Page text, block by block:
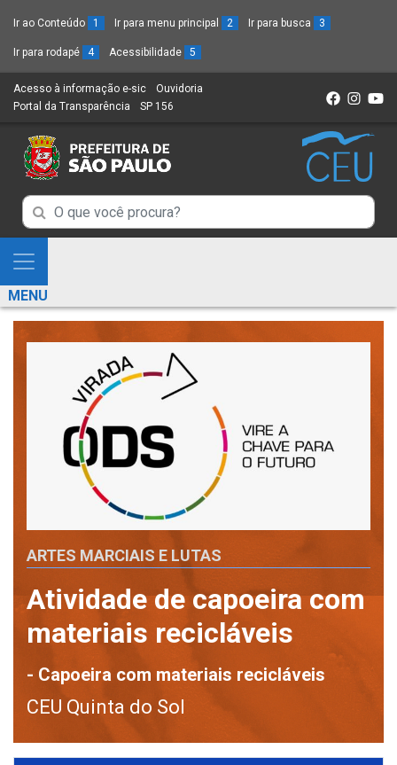
Ir ao Conteúdo 1 Ir para menu principal 2 Ir para busca 3
Ir para rodapé 4 Acessibilidade 5
Acesso à informação e-sic (Link
para
novo
sítio)
Ouvidoria
Portal da Transparência (Link
um
novo
SP 156
Campo
de
Busca
de
informações
Campo
de
de
informações
Mostra
e
Esconde
Menu
MENU
ARTES MARCIAIS E LUTAS
Atividade de capoeira com
materiais recicláveis
- Capoeira com materiais recicláveis
CEU Quinta do Sol